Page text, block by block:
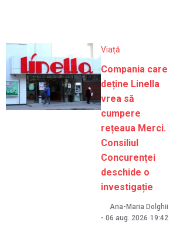
Viață
Compania care
deține Linella
vrea să
cumpere
rețeaua Merci.
Consiliul
Concurenței
deschide o
investigație
Ana-Maria Dolghii
- 06 aug. 2026 19:42